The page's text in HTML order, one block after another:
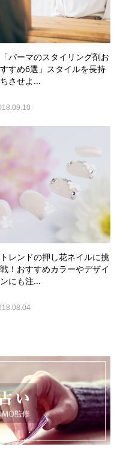
「パーマのスタイリング剤お
すすめ6選」スタイルを長持
ちさせよ...
トレンドの押し花ネイルに挑
戦！おすすめカラーやデザイ
ンにも注...